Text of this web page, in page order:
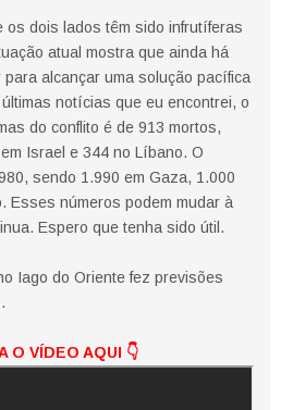
os dois lados têm sido infrutíferas
atual mostra que ainda há
alcançar uma solução pacífica
notícias que eu encontrei, o
do conflito é de 913 mortos,
Israel e 344 no Líbano. O
sendo 1.990 em Gaza, 1.000
Esses números podem mudar à
Espero que tenha sido útil.
Iago do Oriente fez previsões
O VÍDEO AQUI 👇